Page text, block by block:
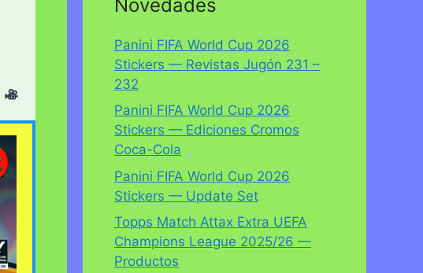
Novedades
Panini FIFA World Cup 2026
Stickers — Revistas Jugón 231 –
232
Panini FIFA World Cup 2026
Stickers — Ediciones Cromos
Coca-Cola
Panini FIFA World Cup 2026
Stickers — Update Set
Topps Match Attax Extra UEFA
Champions League 2025/26 —
Productos